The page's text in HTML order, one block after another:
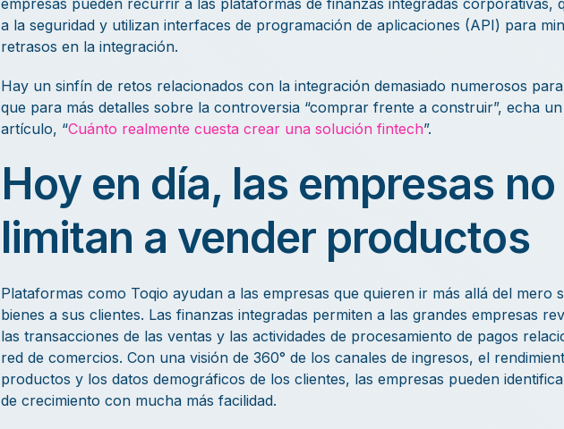
empresas pueden recurrir a las plataformas de finanzas integradas corporativas,
a la seguridad y utilizan interfaces de programación de aplicaciones (API) para
retrasos en la integración.
Hay un sinfín de retos relacionados con la integración demasiado numerosos
que para más detalles sobre la controversia “comprar frente a construir”, echa
artículo, “Cuánto realmente cuesta crear una solución fintech”.
Hoy en día, las empresas
limitan a vender productos
Plataformas como Toqio ayudan a las empresas que quieren ir más allá del mero
bienes a sus clientes. Las finanzas integradas permiten a las grandes empresas
las transacciones de las ventas y las actividades de procesamiento de pagos
red de comercios. Con una visión de 360° de los canales de ingresos, el
productos y los datos demográficos de los clientes, las empresas pueden
de crecimiento con mucha más facilidad.